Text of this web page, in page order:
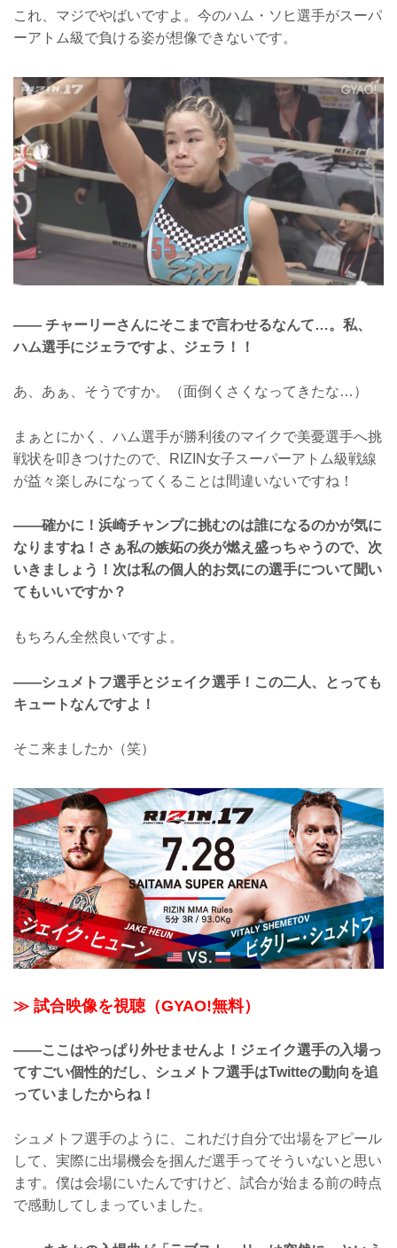
これ、マジでやばいですよ。今のハム・ソヒ選手がスーパ
ーアトム級で負ける姿が想像できないです。
―― チャーリーさんにそこまで言わせるなんて…。私、
ハム選手にジェラですよ、ジェラ！！
あ、あぁ、そうですか。（面倒くさくなってきたな…）
まぁとにかく、ハム選手が勝利後のマイクで美憂選手へ挑
戦状を叩きつけたので、RIZIN女子スーパーアトム級戦線
が益々楽しみになってくることは間違いないですね！
――確かに！浜崎チャンプに挑むのは誰になるのかが気に
なりますね！さぁ私の嫉妬の炎が燃え盛っちゃうので、次
いきましょう！次は私の個人的お気にの選手について聞い
てもいいですか？
もちろん全然良いですよ。
――シュメトフ選手とジェイク選手！この二人、とっても
キュートなんですよ！
そこ来ましたか（笑）
≫ 試合映像を視聴（GYAO!無料）
――ここはやっぱり外せませんよ！ジェイク選手の入場っ
てすごい個性的だし、シュメトフ選手はTwitteの動向を追
っていましたからね！
シュメトフ選手のように、これだけ自分で出場をアピール
して、実際に出場機会を掴んだ選手ってそういないと思い
ます。僕は会場にいたんですけど、試合が始まる前の時点
で感動してしまっていました。